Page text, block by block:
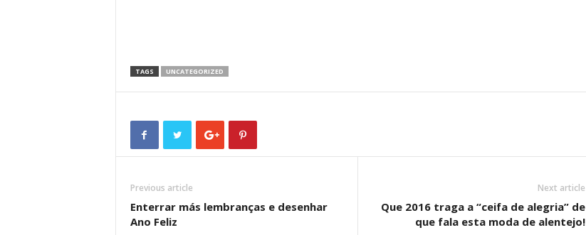
TAGS UNCATEGORIZED
Previous article
Enterrar más lembranças e desenhar
Ano Feliz
Next article
Que 2016 traga a “ceifa de alegria” de
que fala esta moda de alentejo!